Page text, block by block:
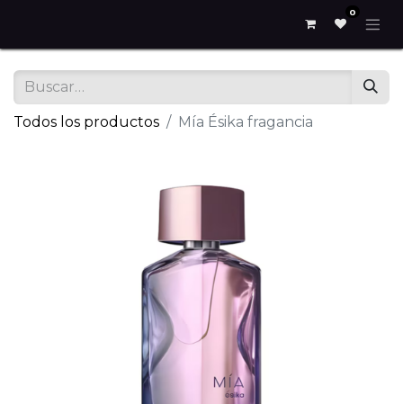
0
Todos los productos Mía Ésika fragancia